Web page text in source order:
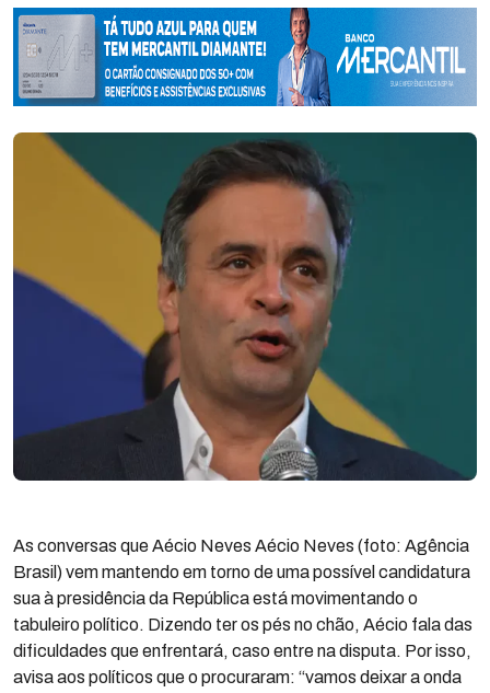
As conversas que Aécio Neves Aécio Neves (foto: Agência
Brasil) vem mantendo em torno de uma possível candidatura
sua à presidência da República está movimentando o
tabuleiro político. Dizendo ter os pés no chão, Aécio fala das
dificuldades que enfrentará, caso entre na disputa. Por isso,
avisa aos políticos que o procuraram: “vamos deixar a onda